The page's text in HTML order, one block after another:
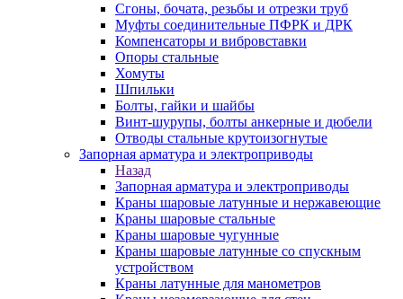
Сгоны, бочата, резьбы и отрезки труб
Муфты соединительные ПФРК и ДРК
Компенсаторы и вибровставки
Опоры стальные
Хомуты
Шпильки
Болты, гайки и шайбы
Винт-шурупы, болты анкерные и дюбели
Отводы стальные крутоизогнутые
Запорная арматура и электроприводы
Назад
Запорная арматура и электроприводы
Краны шаровые латунные и нержавеющие
Краны шаровые стальные
Краны шаровые чугунные
Краны шаровые латунные со спускным
устройством
Краны латунные для манометров